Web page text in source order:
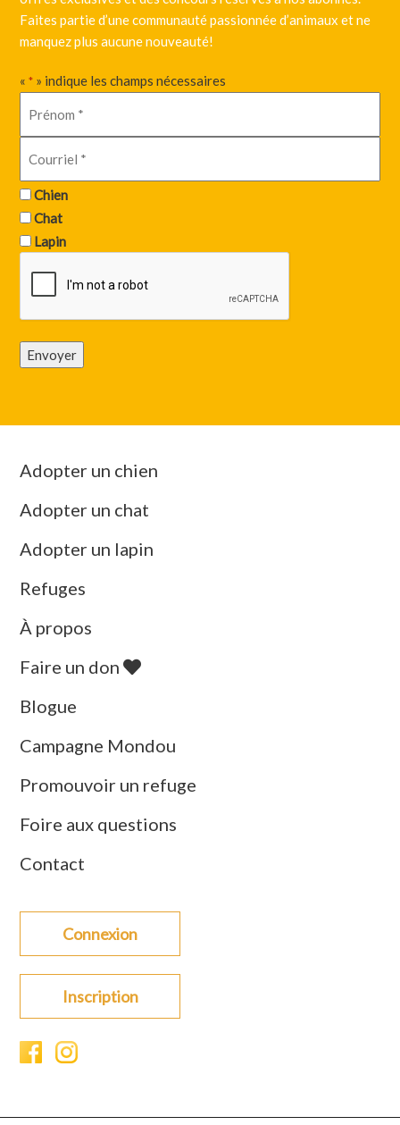
Faites partie d’une communauté passionnée d’animaux et ne
manquez plus aucune nouveauté!
«* » indique les champs nécessaires
Chien
Chat
Lapin
Envoyer
Adopter un chien
Adopter un chat
Adopter un lapin
Refuges
À propos
Faire un don
Blogue
Campagne Mondou
Promouvoir un refuge
Foire aux questions
Contact
Connexion
Inscription